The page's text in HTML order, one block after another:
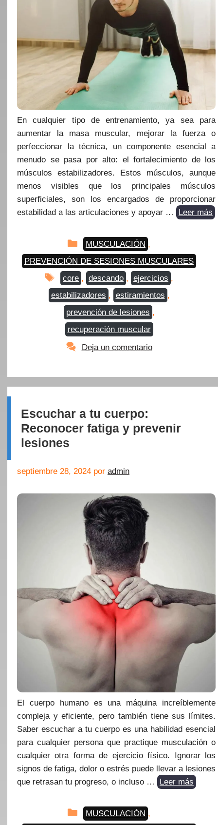
En cualquier tipo de entrenamiento, ya sea para
aumentar la masa muscular, mejorar la fuerza o
perfeccionar la técnica, un componente esencial a
menudo se pasa por alto: el fortalecimiento de los
músculos estabilizadores. Estos músculos, aunque
menos visibles que los principales músculos
superficiales, son los encargados de proporcionar
estabilidad a las articulaciones y apoyar …
Leer más
Categorías
MUSCULACIÓN ,
PREVENCIÓN DE SESIONES MUSCULARES
Etiquetas
core , descando , ejercicios ,
estabilizadores , estiramientos ,
prevención de lesiones ,
recuperación muscular
Deja un comentario
Escuchar a tu cuerpo:
Reconocer fatiga y prevenir
lesiones
septiembre 28, 2024 por admin
El cuerpo humano es una máquina increíblemente
compleja y eficiente, pero también tiene sus límites.
Saber escuchar a tu cuerpo es una habilidad esencial
para cualquier persona que practique musculación o
cualquier otra forma de ejercicio físico. Ignorar los
signos de fatiga, dolor o estrés puede llevar a lesiones
que retrasan tu progreso, o incluso …
Leer más
Categorías
MUSCULACIÓN ,